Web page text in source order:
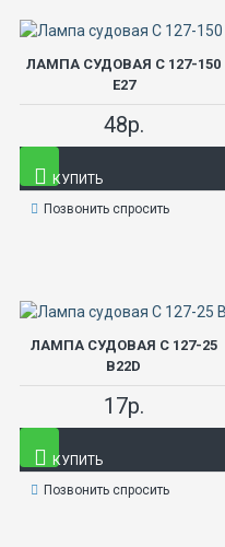
ЛАМПА СУДОВАЯ С 127-150
Е27
48р.
КУПИТЬ
Позвонить спросить
ЛАМПА СУДОВАЯ С 127-25
B22D
17р.
КУПИТЬ
Позвонить спросить